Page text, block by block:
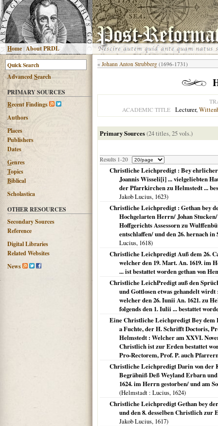
Home |About PRDL
AdvancedSearch
PRIMARY SOURCES
Recent Findings
Authors
Places
Publishers
Dates
Genres
Topics
Biblical
Scholastica
OTHER RESOURCES
Secondary Sources
Reference
Digital Libraries
Related Websites
News
« Johann Anton Strubberg (1696-1731)
ACADEMIC TITLE
Lecturer,
Primary Sources(24 titles, 25 vols.)
Results 1-20
Christliche Leichpredigt : Bey ehrlicher
Joannis Wisseli[i] ... vielgeliebten
der Pfarrkirchen zu Helmstedt ...
Jakob Lucius, 1623)
Christliche Leichpredigt : Gethan bey
Hochgelarten Herrn/ Johan
Hoffgerichts Assessorn zu
entschlaffen/ und den 26. hernach
Lucius, 1618)
Christliche Leichpredigt Auß dem 26.
welcher den 19. Mart. An. 1619. im
... ist bestattet worden gethan von
Christliche LeichPredigt auß den
und Gottlosen etwas gehandelt
welcher den 26. Iunii An. 1621. zu
folgends den 1. Iulii ... bestattet
Eine Christliche Leichpredigt Bey dem
a Fuchte, der H. Schrifft Doctoris,
Helmstedt : Welcher am XXVI.
Christlich ist zur Erden bestattet
Pro-Rectorem, Prof. P. auch
Christliche Leichpredigt Darin von der
Begräbniß Deß Weyland Erbarn
1624. im Herrn gestorben/ und am
(Helmstadt : Lucius, 1624)
Christliche Leichpredigt Gethan bey
und den 8. desselben Christlich
Jakob Lucius, 1617)